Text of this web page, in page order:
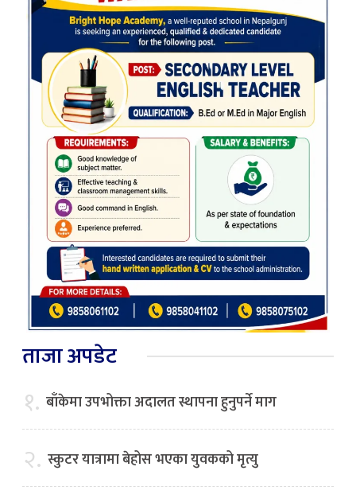
ताजा अपडेट
१. बाँकेमा उपभोक्ता अदालत स्थापना हुनुपर्ने माग
२. स्कुटर यात्रामा बेहोस भएका युवकको मृत्यु